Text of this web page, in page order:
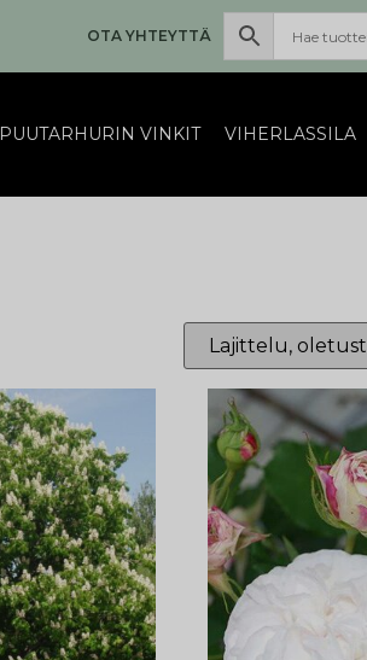
OTA YHTEYTTÄ
PUUTARHURIN VINKIT VIHERLASSILA